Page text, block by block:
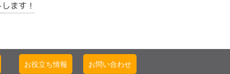
ます！
お役立ち情報 お問い合わせ